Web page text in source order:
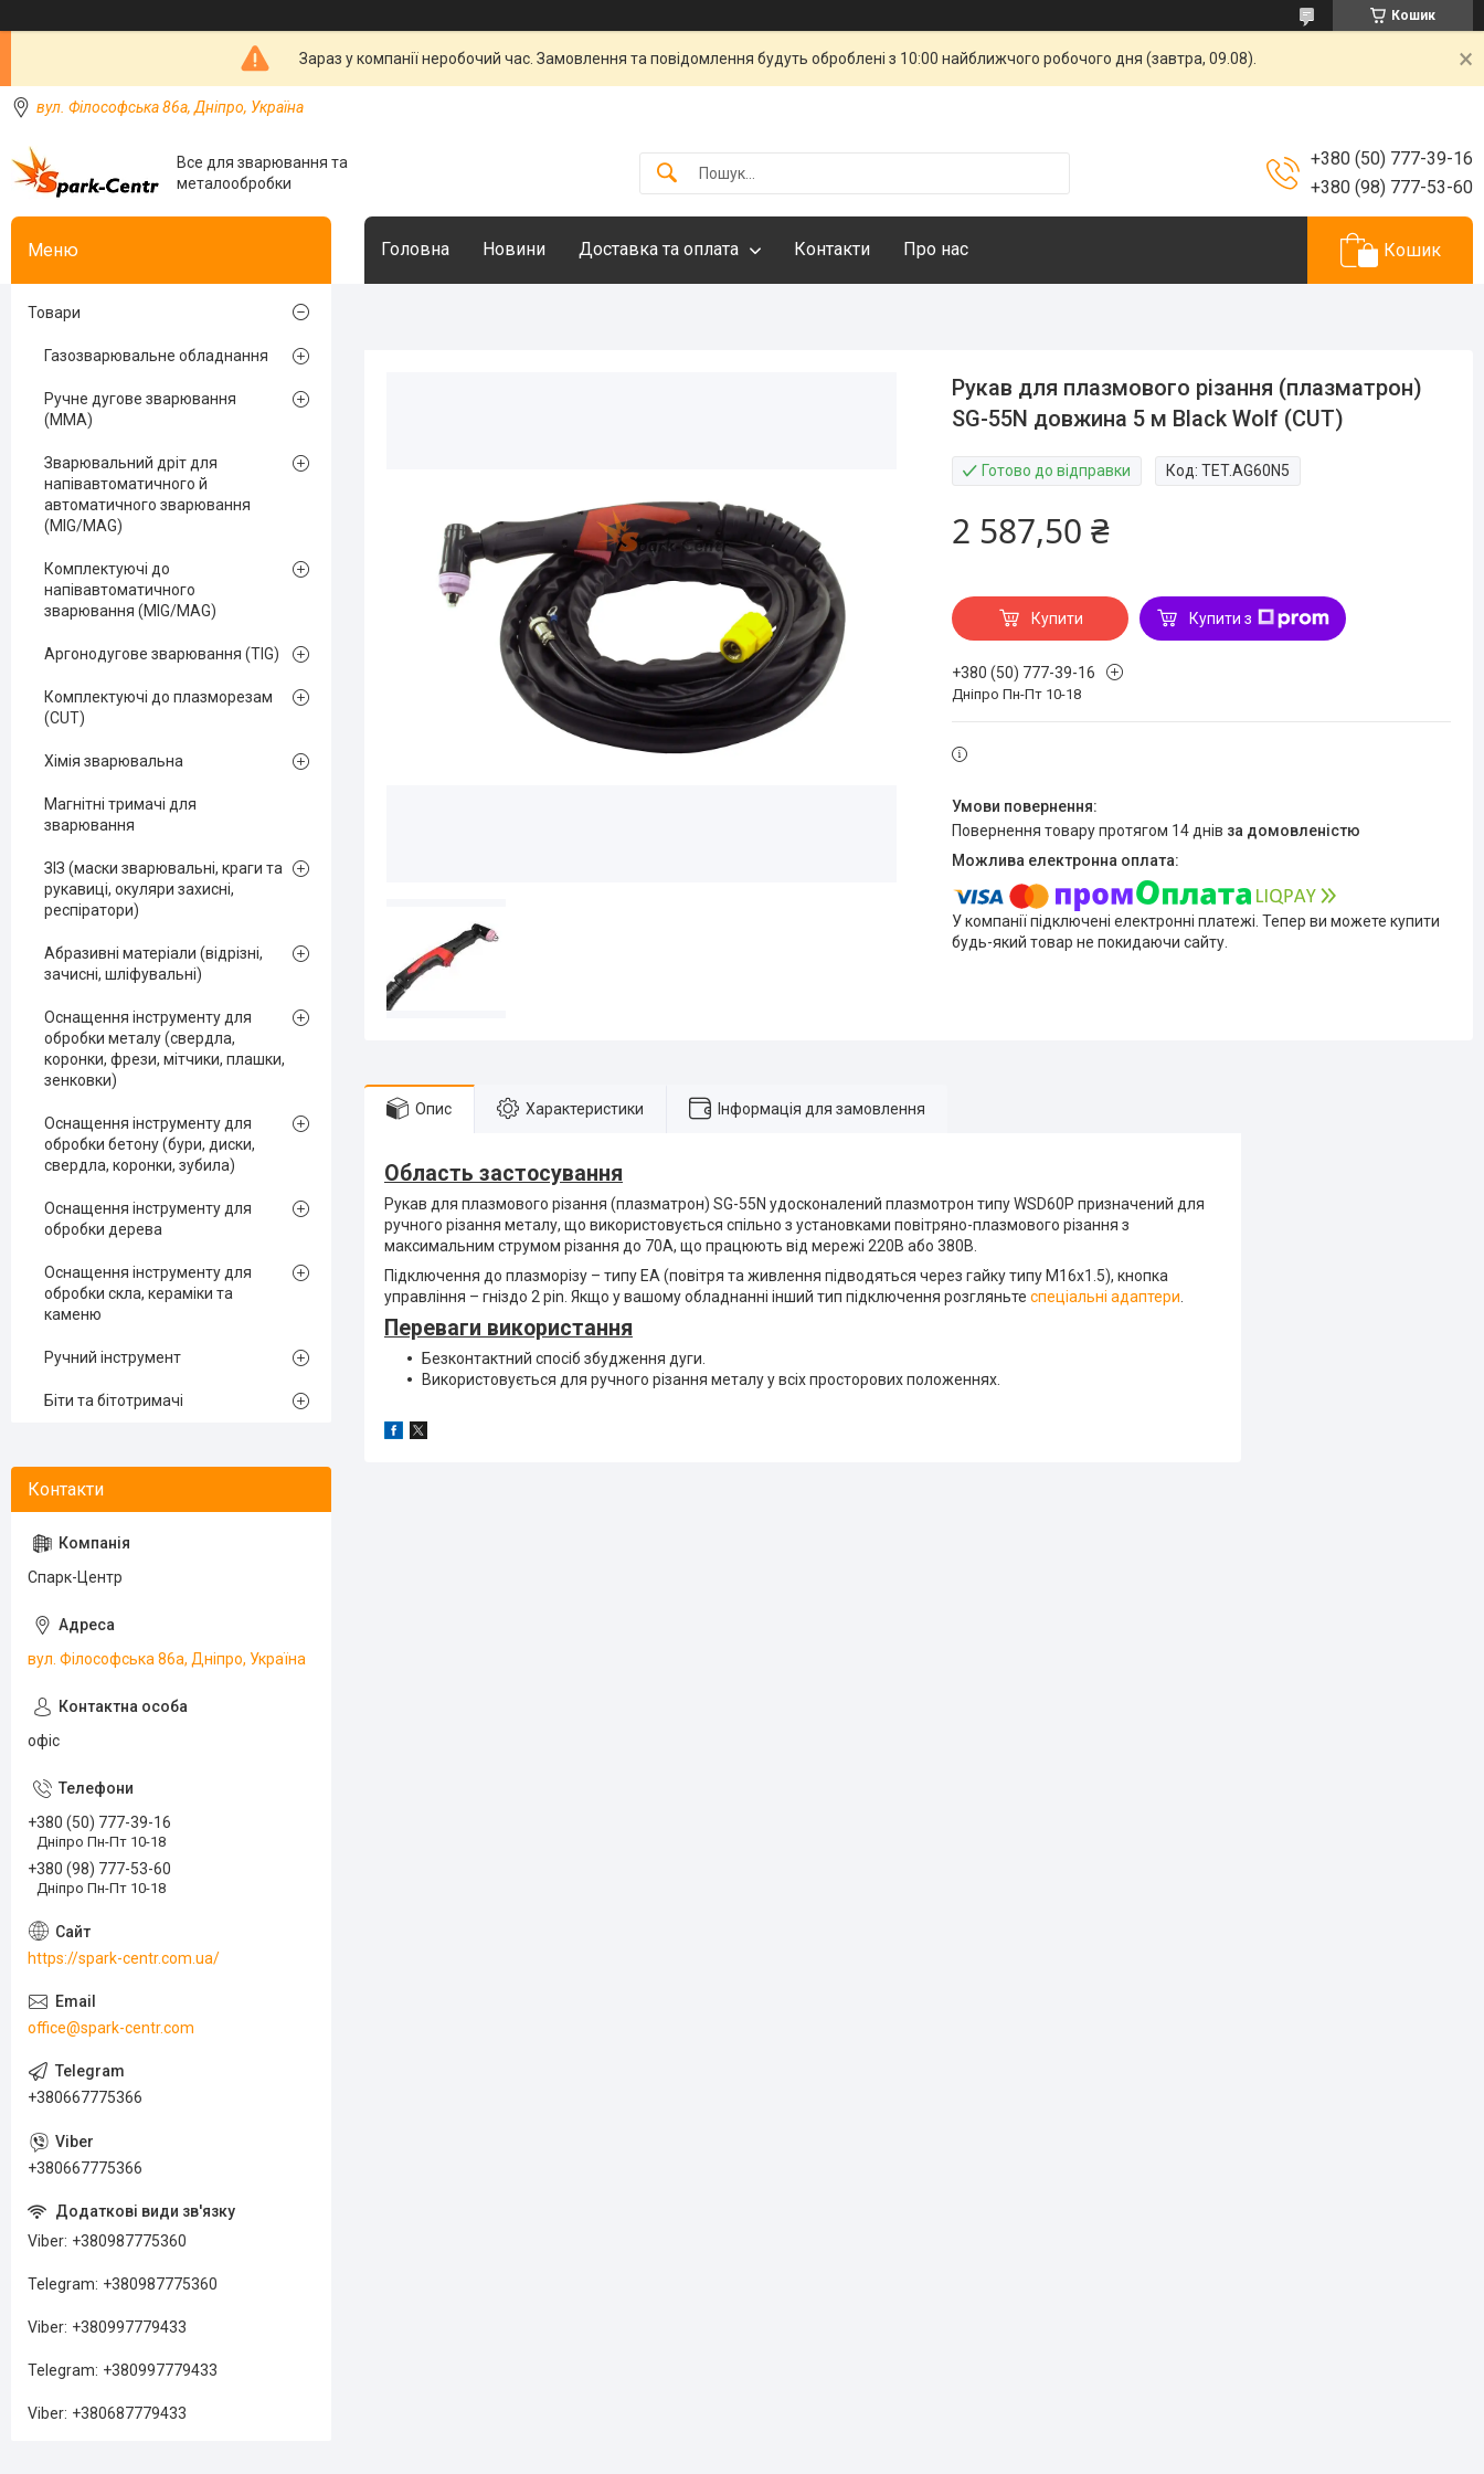
Кошик
Зараз у компанії неробочий час. Замовлення та повідомлення будуть оброблені з 10:00 найближчого робочого дня (завтра, 09.08).
вул. Філософська 86а, Дніпро, Україна
Все для зварювання та
металообробки
+380 (50) 777-39-16
+380 (98) 777-53-60
Головна Новини Доставка та оплата Контакти Про нас Кошик
Рукав для плазмового різання (плазматрон)
SG-55N довжина 5 м Black Wolf (CUT)
Готово до відправки Код:TET.AG60N5
2 587,50 ₴
Купити Купити з
+380 (50) 777-39-16
Дніпро Пн-Пт 10-18
повернення товару протягом 14 днів за домовленістю
У компанії підключені електронні платежі. Тепер ви можете купити
будь-який товар не покидаючи сайту.
Опис Характеристики Інформація для замовлення
Область застосування
Рукав для плазмового різання (плазматрон) SG-55N удосконалений плазмотрон типу WSD60P призначений для
ручного різання металу, що використовується спільно з установками повітряно-плазмового різання з
максимальним струмом різання до 70А, що працюють від мережі 220В або 380В.
Підключення до плазморізу – типу EA (повітря та живлення підводяться через гайку типу М16х1.5), кнопка
управління – гніздо 2 pin. Якщо у вашому обладнанні інший тип підключення розгляньте спеціальні адаптери
Переваги використання
Безконтактний спосіб збудження дуги.
Використовується для ручного різання металу у всіх просторових положеннях.
Товари
Газозварювальне обладнання
Ручне дугове зварювання
(MMA)
Зварювальний дріт для
напівавтоматичного й
автоматичного зварювання
(MIG/MAG)
Комплектуючі до
напівавтоматичного
зварювання (MIG/MAG)
Аргонодугове зварювання (TIG)
Комплектуючі до плазморезам
(CUT)
Хімія зварювальна
Магнітні тримачі для
зварювання
ЗІЗ (маски зварювальні, краги та
рукавиці, окуляри захисні,
респіратори)
Абразивні матеріали (відрізні,
зачисні, шліфувальні)
Оснащення інструменту для
обробки металу (свердла,
коронки, фрези, мітчики, плашки,
зенковки)
Оснащення інструменту для
обробки бетону (бури, диски,
свердла, коронки, зубила)
Оснащення інструменту для
обробки дерева
Оснащення інструменту для
обробки скла, кераміки та
каменю
Ручний інструмент
Біти та бітотримачі
Спарк-Центр
вул. Філософська 86а, Дніпро, Україна
офіс
+380 (50) 777-39-16
Дніпро Пн-Пт 10-18
+380 (98) 777-53-60
Дніпро Пн-Пт 10-18
https://spark-centr.com.ua/
office@spark-centr.com
+380667775366
+380667775366
Viber +380987775360
Telegram +380987775360
Viber +380997779433
Telegram +380997779433
Viber +380687779433